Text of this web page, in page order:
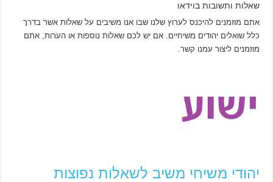
שאלות ותשובות בוידאו
אתם מוזמנים להיכנס לערוץ שלנו שבו אנו משיבים על שאלות אשר בדרך
כלל שואלים יהודים משיחיים. אם יש לכם שאלות נוספות או הערות, אתם
מוזמנים ליצור עמנו קשר.
יהודי משיחי משיב לשאלות נפוצות